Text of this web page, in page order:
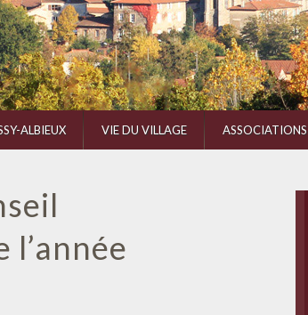
ALBIEUX VIE DU VILLAGE ASSOCIATIONS
l’année